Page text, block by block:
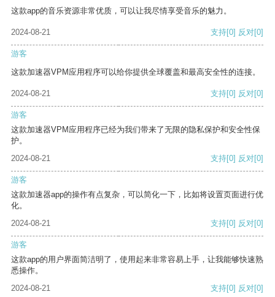
这款app的音乐资源非常优质，可以让我尽情享受音乐的魅力。
2024-08-21 支持[0] 反对[0]
游客
这款加速器VPM应用程序可以给你提供全球覆盖和最高安全性的连接。
2024-08-21 支持[0] 反对[0]
游客
这款加速器VPM应用程序已经为我们带来了无限的隐私保护和安全性保
护。
2024-08-21
支持[0] 反对[0]
游客
这款加速器app的操作有点复杂，可以简化一下，比如将设置页面进行优
化。
2024-08-21
支持[0] 反对[0]
游客
这款app的用户界面简洁明了，使用起来非常容易上手，让我能够快速熟
悉操作。
2024-08-21
支持[0] 反对[0]